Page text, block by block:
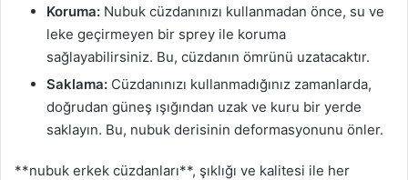
Koruma: Nubuk cüzdanınızı kullanmadan önce, su ve
leke geçirmeyen bir sprey ile koruma
sağlayabilirsiniz. Bu, cüzdanın ömrünü uzatacaktır.
Saklama: Cüzdanınızı kullanmadığınız zamanlarda,
doğrudan güneş ışığından uzak ve kuru bir yerde
saklayın. Bu, nubuk derisinin deformasyonunu önler.
**nubuk erkek cüzdanları**, şıklığı ve kalitesi ile her